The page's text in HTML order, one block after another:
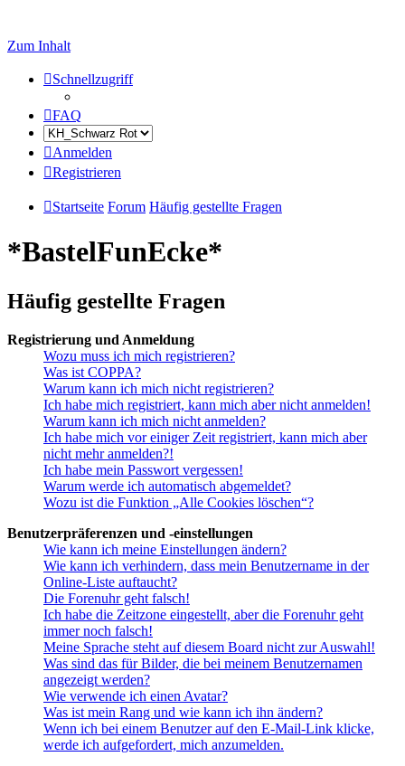
Zum Inhalt
Schnellzugriff
FAQ
Anmelden
Registrieren
Startseite Forum Häufig gestellte Fragen
*BastelFunEcke*
Häufig gestellte Fragen
Registrierung und Anmeldung
Wozu muss ich mich registrieren?
Was ist COPPA?
Warum kann ich mich nicht registrieren?
Ich habe mich registriert, kann mich aber nicht anmelden!
Warum kann ich mich nicht anmelden?
Ich habe mich vor einiger Zeit registriert, kann mich aber
nicht mehr anmelden?!
Ich habe mein Passwort vergessen!
Warum werde ich automatisch abgemeldet?
Wozu ist die Funktion „Alle Cookies löschen“?
Benutzerpräferenzen und -einstellungen
Wie kann ich meine Einstellungen ändern?
Wie kann ich verhindern, dass mein Benutzername in der
Online-Liste auftaucht?
Die Forenuhr geht falsch!
Ich habe die Zeitzone eingestellt, aber die Forenuhr geht
immer noch falsch!
Meine Sprache steht auf diesem Board nicht zur Auswahl!
Was sind das für Bilder, die bei meinem Benutzernamen
angezeigt werden?
Wie verwende ich einen Avatar?
Was ist mein Rang und wie kann ich ihn ändern?
Wenn ich bei einem Benutzer auf den E-Mail-Link klicke,
werde ich aufgefordert, mich anzumelden.